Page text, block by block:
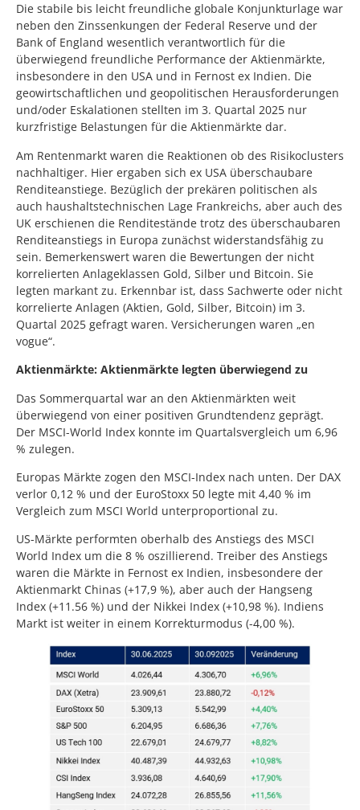
Die stabile bis leicht freundliche globale Konjunkturlage war
neben den Zinssenkungen der Federal Reserve und der
Bank of England wesentlich verantwortlich für die
überwiegend freundliche Performance der Aktienmärkte,
insbesondere in den USA und in Fernost ex Indien. Die
geowirtschaftlichen und geopolitischen Herausforderungen
und/oder Eskalationen stellten im 3. Quartal 2025 nur
kurzfristige Belastungen für die Aktienmärkte dar.
Am Rentenmarkt waren die Reaktionen ob des Risikoclusters
nachhaltiger. Hier ergaben sich ex USA überschaubare
Renditeanstiege. Bezüglich der prekären politischen als
auch haushaltstechnischen Lage Frankreichs, aber auch des
UK erschienen die Renditestände trotz des überschaubaren
Renditeanstiegs in Europa zunächst widerstandsfähig zu
sein. Bemerkenswert waren die Bewertungen der nicht
korrelierten Anlageklassen Gold, Silber und Bitcoin. Sie
legten markant zu. Erkennbar ist, dass Sachwerte oder nicht
korrelierte Anlagen (Aktien, Gold, Silber, Bitcoin) im 3.
Quartal 2025 gefragt waren. Versicherungen waren „en
vogue“.
Aktienmärkte: Aktienmärkte legten überwiegend zu
Das Sommerquartal war an den Aktienmärkten weit
überwiegend von einer positiven Grundtendenz geprägt.
Der MSCI-World Index konnte im Quartalsvergleich um 6,96
% zulegen.
Europas Märkte zogen den MSCI-Index nach unten. Der DAX
verlor 0,12 % und der EuroStoxx 50 legte mit 4,40 % im
Vergleich zum MSCI World unterproportional zu.
US-Märkte performten oberhalb des Anstiegs des MSCI
World Index um die 8 % oszillierend. Treiber des Anstiegs
waren die Märkte in Fernost ex Indien, insbesondere der
Aktienmarkt Chinas (+17,9 %), aber auch der Hangseng
Index (+11.56 %) und der Nikkei Index (+10,98 %). Indiens
Markt ist weiter in einem Korrekturmodus (-4,00 %).